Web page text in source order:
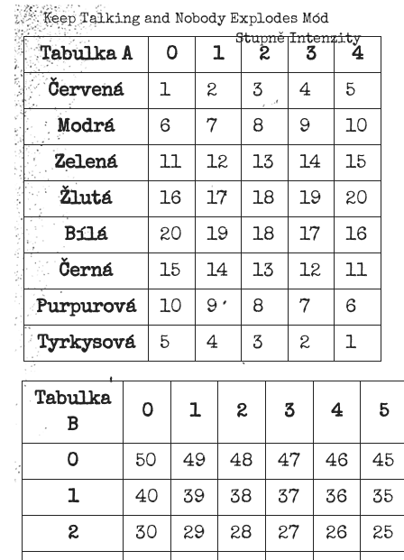
Keep Talking and Nobody Explodes Mód
Stupně Intenzity
Tabulka A 0 1 2 3
4
Červená
1 2 3 4
5
Modrá
6 7 8 9
10
Zelená
11 12 13 14
15
Žlutá
16 17 18 19
20
Bílá
20 19 18 17
16
Černá
15 14 13 12
11
Purpurová
10 9 8 7
6
Tyrkysová
5 4 3 2 1
Tabulka
B
0 1 2 3 4 5
0 50 49 48 47 46
45
1
40 39 38 37 36
35
2
30 29 28 27 26
25